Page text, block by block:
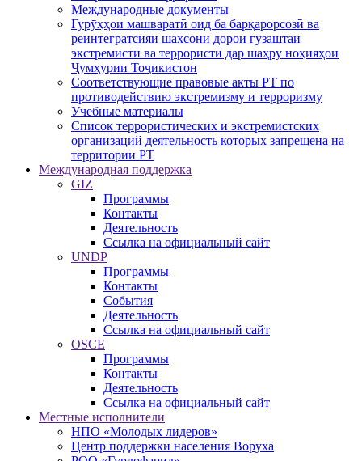
Международные документы
Гурӯҳҳои машваратӣ оид ба барқарорсозӣ ва
реинтегратсияи шахсони дорои гузаштаи
экстремистӣ ва террористӣ дар шаҳру ноҳияҳои
Ҷумҳурии Тоҷикистон
Соответствующие правовые акты РТ по
противодействию экстремизму и терроризму
Учебные материалы
Список террористических и экстремистских
организаций деятельность которых запрещена на
территории РТ
Международная поддержка
GIZ
Программы
Контакты
Деятельность
Ссылка на официальный сайт
UNDP
Программы
Контакты
События
Деятельность
Ссылка на официальный сайт
OSCE
Программы
Контакты
Деятельность
Ссылка на официальный сайт
Местные исполнители
НПО «Молодых лидеров»
Центр поддержки населения Воруха